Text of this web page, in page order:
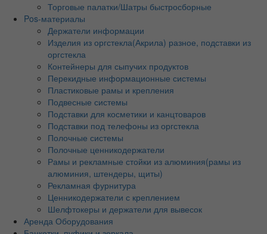
Торговые палатки/Шатры быстросборные
Pos-материалы
Держатели информации
Изделия из оргстекла(Акрила) разное, подставки из
оргстекла
Контейнеры для сыпучих продуктов
Перекидные информационные системы
Пластиковые рамы и крепления
Подвесные системы
Подставки для косметики и канцтоваров
Подставки под телефоны из оргстекла
Полочные системы
Полочные ценникодержатели
Рамы и рекламные стойки из алюминия(рамы из
алюминия, штендеры, щиты)
Рекламная фурнитура
Ценникодержатели с креплением
Шелфтокеры и держатели для вывесок
Аренда Оборудования